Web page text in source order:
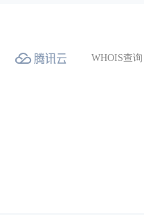
WHOIS查询